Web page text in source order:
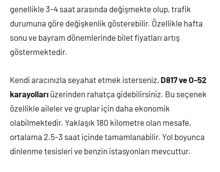
genellikle 3-4 saat arasında değişmekte olup, trafik
durumuna göre değişkenlik gösterebilir. Özellikle hafta
sonu ve bayram dönemlerinde bilet fiyatları artış
göstermektedir.
Kendi aracınızla seyahat etmek isterseniz, D817 ve O-52
karayolları üzerinden rahatça gidebilirsiniz. Bu seçenek
özellikle aileler ve gruplar için daha ekonomik
olabilmektedir. Yaklaşık 180 kilometre olan mesafe,
ortalama 2.5-3 saat içinde tamamlanabilir. Yol boyunca
dinlenme tesisleri ve benzin istasyonları mevcuttur.